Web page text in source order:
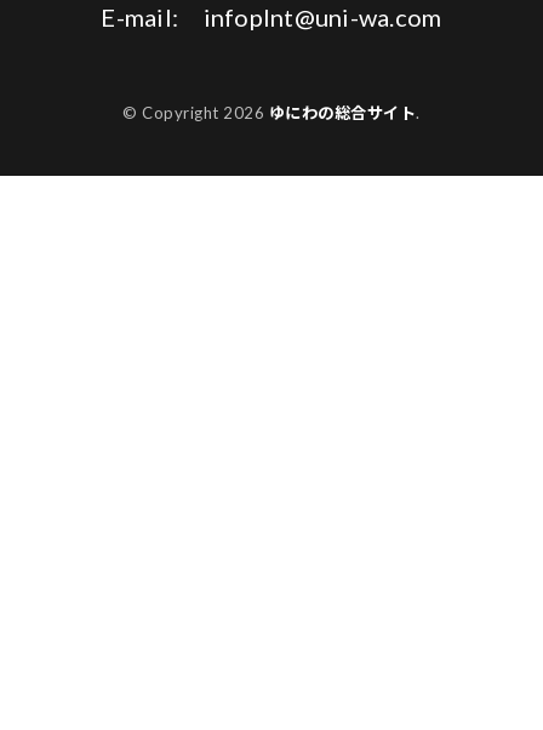
E-mail: infoplnt@uni-wa.com
© Copyright 2026 ゆにわの総合サイト.